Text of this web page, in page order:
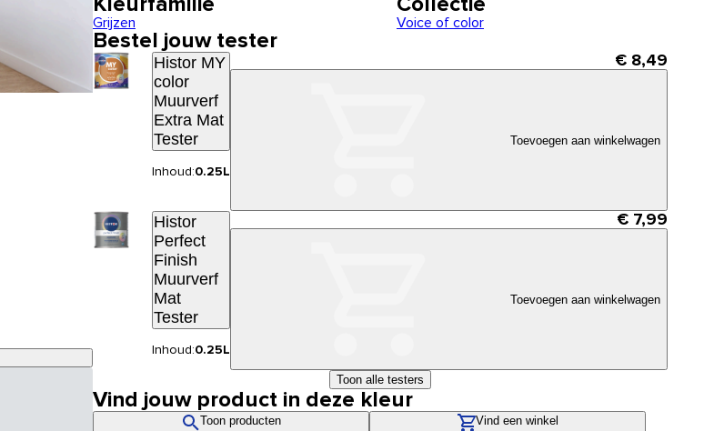
Kleurfamilie
Grijzen
Collectie
Voice of color
Bestel jouw tester
Histor MY
color
Muurverf
Extra Mat
Tester
Inhoud:0.25L
€ 8,49
Toevoegen aan winkelwagen
Histor
Perfect
Finish
Muurverf
Mat
Tester
Inhoud:0.25L
€ 7,99
Toevoegen aan winkelwagen
Toon alle testers
Vind jouw product in deze kleur
Toon producten
Vind een winkel